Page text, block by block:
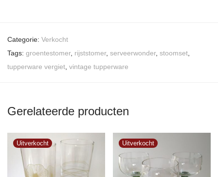
Categorie: Verkocht
Tags: groentestomer, rijststomer, serveerwonder, stoomset
tupperware vergiet vintage tupperware
Gerelateerde producten